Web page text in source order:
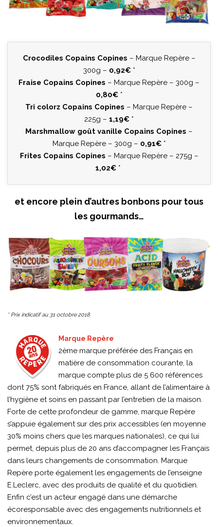
Crocodiles Copains Copines – Marque Repère –
300g – 0,92€*
Fraise Copains Copines – Marque Repère – 300g –
0,80€ *
Tri colorz Copains Copines – Marque Repère –
225g – 1,19€ *
Marshmallow goût vanille Copains Copines –
Marque Repère – 300g – 0,91€*
Frites Copains Copines – Marque Repère – 275g –
1,02€ *
et encore plein d’autres bonbons pour tous
les gourmands…
* Prix indicatif au 31 octobre 2018
Marque Repère
2ème marque préférée des Français en
matière de consommation courante, la
marque compte plus de 5 600 références
dont 75% sont fabriqués en France, allant de l’alimentaire à
l’hygiène et soins en passant par l’entretien de la maison.
Forte de cette profondeur de gamme, marque Repère
s’appuie également sur des prix accessibles (en moyenne
30% moins chers que les marques nationales), ce qui lui
permet, depuis plus de 20 ans d’accompagner les Français
dans leurs changements de consommation. Marque
Repère porte également les engagements de l’enseigne
E.Leclerc, avec des produits de qualité et du quotidien.
Enfin c’est un acteur engagé dans une démarche
écoresponsable avec des engagements nutritionnels et
environnementaux.